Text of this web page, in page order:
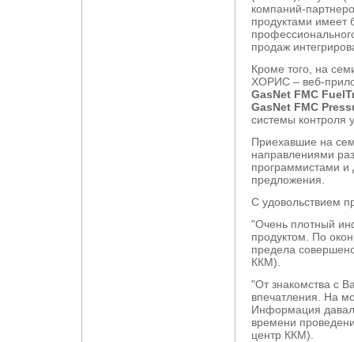
компаний-
продуктами имеет
продаж
Кроме того, на
ХОРИС – веб-
GasNet FMC
GasNet FMC
системы контроля
Приехавшие на
направлениями
программистами
предложения.
С удовольствием
"Очень плотный
продуктом. По
предела
ККМ).
"От знакомства с
впечатления. На
Информация
времени
центр ККМ).